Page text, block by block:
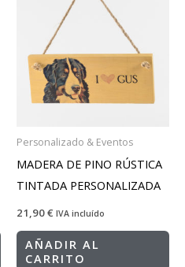
Personalizado & Eventos
MADERA DE PINO RÚSTICA
TINTADA PERSONALIZADA
21,90€ IVA incluído
AÑADIR AL
CARRITO